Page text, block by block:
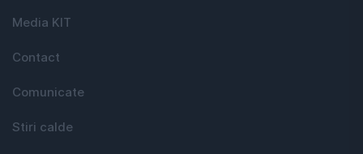
Media KIT
Contact
Comunicate
Stiri calde